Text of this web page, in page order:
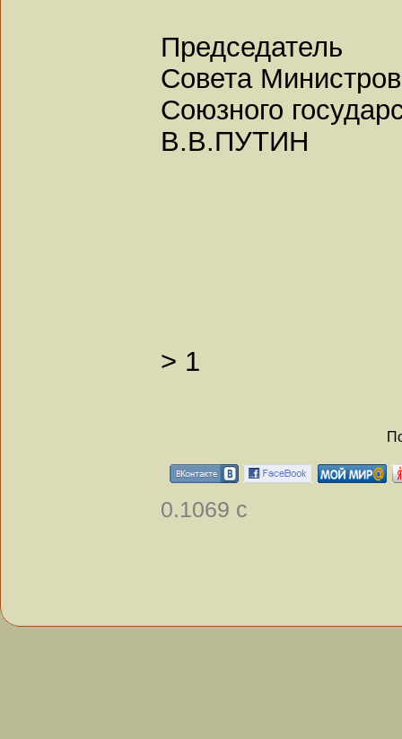
Председатель
Совета Министров
Союзного
В.В.ПУТИН
> 1
0.1069 с